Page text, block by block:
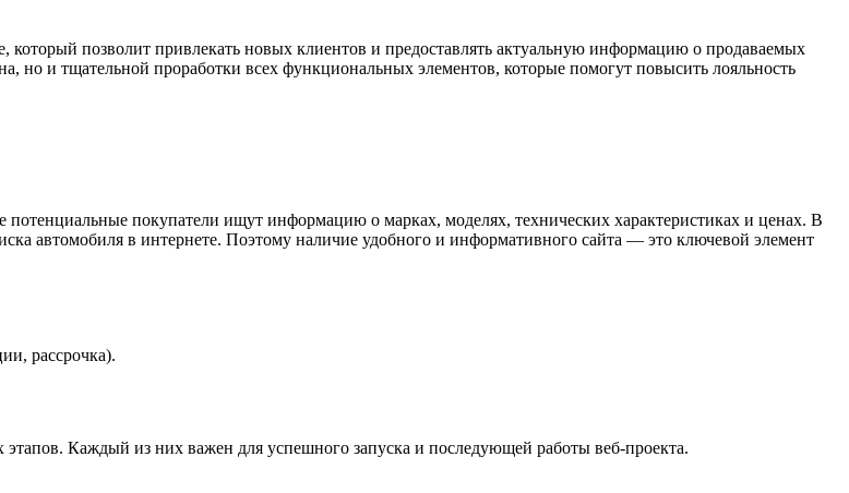
позволит привлекать новых клиентов и предоставлять актуальную информацию о продаваемых
но и тщательной проработки всех функциональных элементов, которые помогут повысить лояльность
покупатели ищут информацию о марках, моделях, технических характеристиках и ценах. В
автомобиля в интернете. Поэтому наличие удобного и информативного сайта — это ключевой элемент
рассрочка).
Каждый из них важен для успешного запуска и последующей работы веб-проекта.